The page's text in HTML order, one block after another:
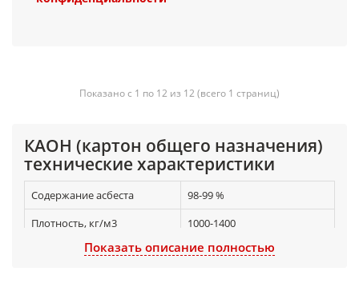
Показано с 1 по 12 из 12 (всего 1 страниц)
КАОН (картон общего назначения)
технические характеристики
Содержание асбеста
98-99 %
Плотность, кг/м3
1000-1400
Предел прочности при
в продольном
Показать описание полностью